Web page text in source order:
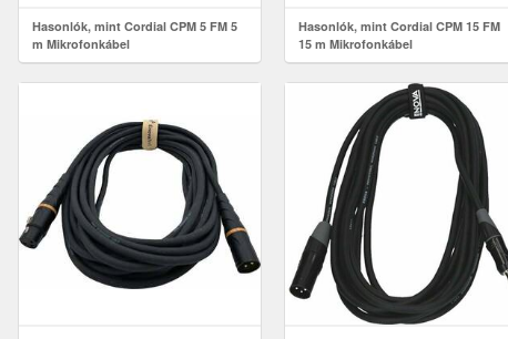
Hasonlók, mint Cordial CPM 5 FM 5
m Mikrofonkábel
Hasonlók, mint Cordial CPM 15 FM
15 m Mikrofonkábel